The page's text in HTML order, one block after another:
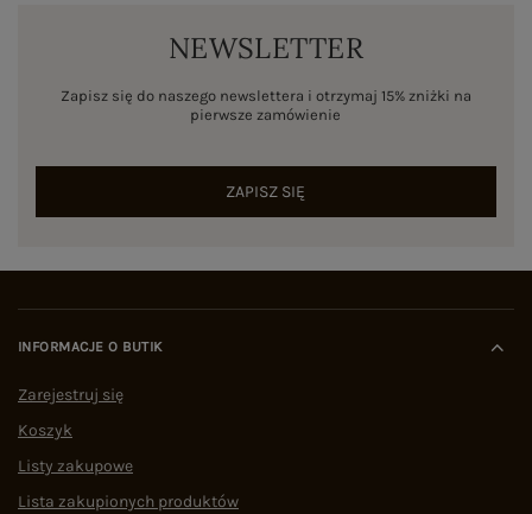
NEWSLETTER
Zapisz się do naszego newslettera i otrzymaj 15% zniżki na
pierwsze zamówienie
ZAPISZ SIĘ
INFORMACJE O BUTIK
Zarejestruj się
Koszyk
Listy zakupowe
Lista zakupionych produktów